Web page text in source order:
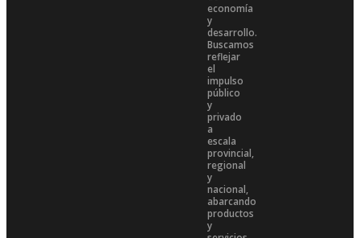
economía
y
desarrollo.
Buscamos
reflejar
el
impulso
público
y
privado
a
escala
provincial,
regional
y
nacional,
abarcando
productos
y